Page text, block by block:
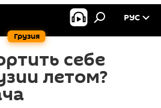
Грузия
РУС
себе
летом?